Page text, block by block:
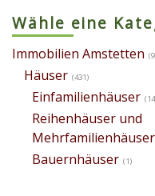
Wähle eine
Immobilien Amstetten
Häuser (431)
Einfamilienhäuser
Reihenhäuser und
Mehrfamilienhäuser
Bauernhäuser (1)